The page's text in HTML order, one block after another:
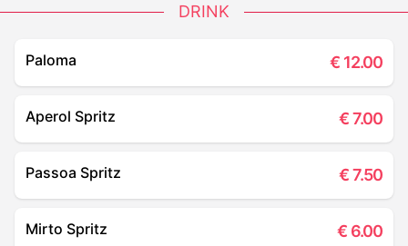
DRINK
Paloma € 12.00
Aperol Spritz €7.00
Passoa Spritz €7.50
Mirto Spritz € 6.00